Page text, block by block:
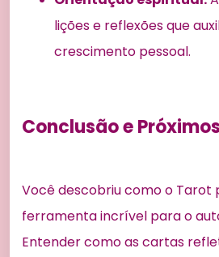
lições e reflexões que
crescimento pessoal.
Conclusão e
Você descobriu como o Tarot
ferramenta incrível para o
Entender como as cartas